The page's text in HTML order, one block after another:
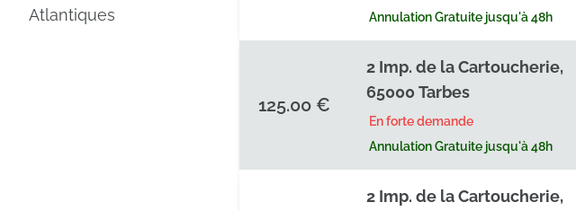
Atlantiques
Annulation Gratuite jusqu'à 48h
125.00 €
2 Imp. de la Cartoucherie,
65000 Tarbes
En forte demande
Annulation Gratuite jusqu'à 48h
2 Imp. de la Cartoucherie,